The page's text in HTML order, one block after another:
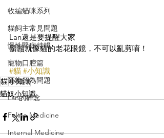
收編貓咪系列
貓飼主常見問題
慢性腎病特輯
寵物口腔篇
寵物行為問題
Lan的碎念
Feline Medicine
Internal Medicine
Lan還是要提醒大家
鬍鬚就像貓的老花眼鏡，不可以亂剪唷！
#貓 #小知識
貓小知識
貓奴小知識